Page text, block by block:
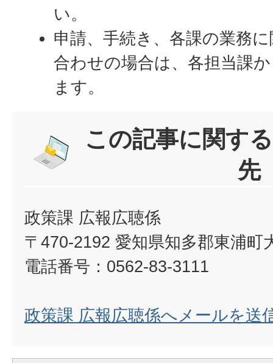
い。
申請、手続き、各課の業務
合わせの場合は、各担当課
ます。
この記事に関す
先
政策課 広報広聴係
〒470-2192 愛知県知多郡東浦町
電話番号：0562-83-3111
政策課 広報広聴係へメールを送